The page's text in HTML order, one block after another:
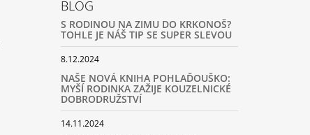
BLOG
S RODINOU NA ZIMU DO KRKONOŠ?
TOHLE JE NÁŠ TIP SE SUPER SLEVOU
8.12.2024
NAŠE NOVÁ KNIHA POHLAĎOUŠKO:
MYŠÍ RODINKA ZAŽIJE KOUZELNICKÉ
DOBRODRUŽSTVÍ
14.11.2024